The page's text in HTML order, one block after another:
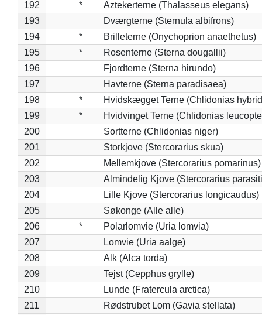
192
*
Aztekerterne (Thalasseus elegans)
193
Dværgterne (Sternula albifrons)
194
*
Brilleterne (Onychoprion anaethetus)
195
*
Rosenterne (Sterna dougallii)
196
Fjordterne (Sterna hirundo)
197
Havterne (Sterna paradisaea)
198
*
Hvidskægget Terne (Chlidonias
199
*
Hvidvinget Terne (Chlidonias
200
Sortterne (Chlidonias niger)
201
Storkjove (Stercorarius skua)
202
Mellemkjove (Stercorarius pomarinus)
203
Almindelig Kjove (Stercorarius
204
Lille Kjove (Stercorarius longicaudus)
205
Søkonge (Alle alle)
206
*
Polarlomvie (Uria lomvia)
207
Lomvie (Uria aalge)
208
Alk (Alca torda)
209
Tejst (Cepphus grylle)
210
Lunde (Fratercula arctica)
211
Rødstrubet Lom (Gavia stellata)